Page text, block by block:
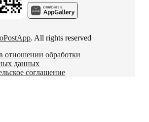
. All rights reserved
отношении обработки
данных
соглашение